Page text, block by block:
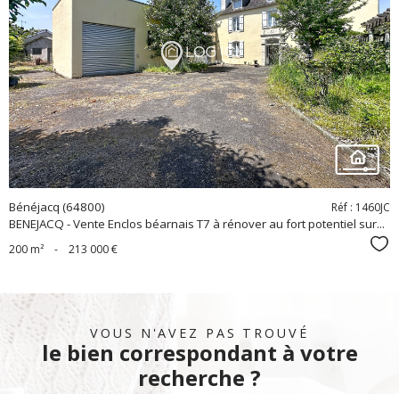
voir le
bien
Bénéjacq (64800)
BENEJACQ - Vente Enclos béarnais T7 à rénover au fort potentiel sur...
Réf : 1460JC
200 m² - 213 000 €
VOUS N'AVEZ PAS TROUVÉ
le bien correspondant à votre
recherche ?